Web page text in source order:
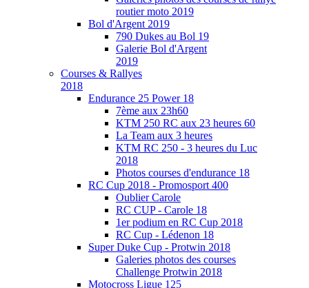
routier moto 2019
Bol d'Argent 2019
790 Dukes au Bol 19
Galerie Bol d'Argent
2019
Courses & Rallyes
2018
Endurance 25 Power 18
7ème aux 23h60
KTM 250 RC aux 23 heures 60
La Team aux 3 heures
KTM RC 250 - 3 heures du Luc
2018
Photos courses d'endurance 18
RC Cup 2018 - Promosport 400
Oublier Carole
RC CUP - Carole 18
1er podium en RC Cup 2018
RC Cup - Lédenon 18
Super Duke Cup - Protwin 2018
Galeries photos des courses
Challenge Protwin 2018
Motocross Ligue 125